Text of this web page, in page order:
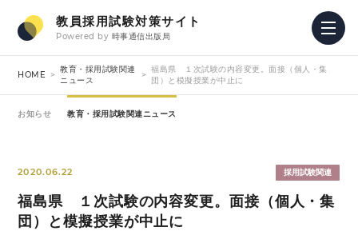
教員採用試験対策サイト
Powered by 時事通信出版局
HOME
教育・採用試験関連
ニュース
福島県 １次試験の内容変更。面接（個人・集
団）と模擬授業が中止に
お知らせ 教育・採用試験関連ニュース
2020.06.22 採用試験関連
福島県 １次試験の内容変更。面接（個人・集
団）と模擬授業が中止に